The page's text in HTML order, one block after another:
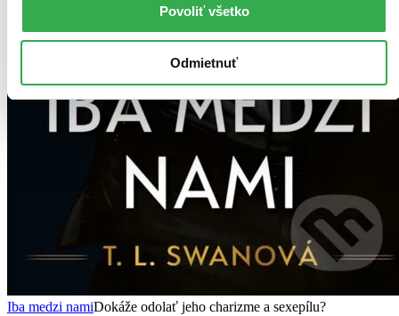
Povoliť všetko
Odmietnuť
Iba medzi namiDokáže odolať jeho charizme a sexepílu?